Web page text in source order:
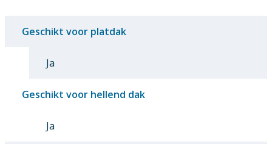
Geschikt voor platdak
Ja
Geschikt voor hellend dak
Ja